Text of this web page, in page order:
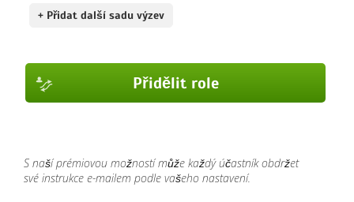
+ Přidat další sadu výzev
Přidělit role
Přidělit role
Přidělit role
S naší prémiovou možností může každý účastník obdržet
své instrukce e-mailem podle vašeho nastavení.